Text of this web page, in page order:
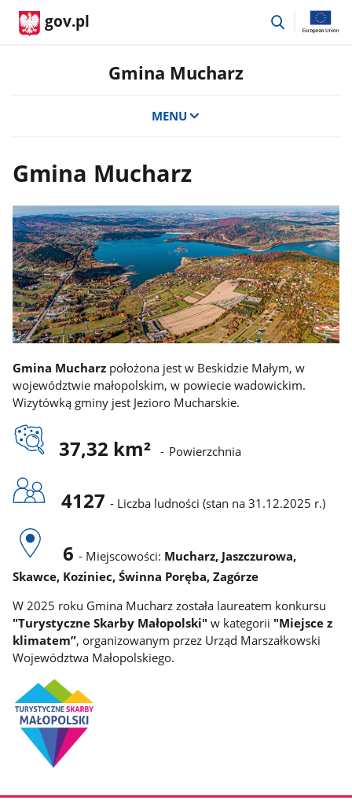
gov.pl
przejdź
Gmina Mucharz
MENU
Gmina Mucharz
Gmina Mucharzpołożona jest w Beskidzie Małym, w
województwie małopolskim, w powiecie wadowickim.
Wizytówką gminy jest Jezioro Mucharskie.
37,32 km² - Powierzchnia
4127 - Liczba ludności (stan na 31.12.2025 r.)
6 - Miejscowości: Mucharz, Jaszczurowa,
Skawce, Koziniec, Świnna Poręba, Zagórze
W 2025 roku Gmina Mucharz została laureatem konkursu
"Turystyczne Skarby Małopolski" w kategorii "Miejsce z
klimatem”, organizowanym przez Urząd Marszałkowski
Województwa Małopolskiego.